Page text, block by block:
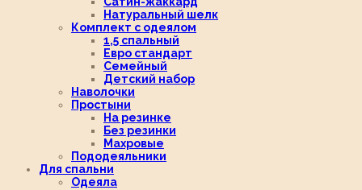
Натуральный шелк
Комплект с одеялом
1,5 спальный
Евро стандарт
Семейный
Детский набор
Наволочки
Простыни
На резинке
Без резинки
Махровые
Пододеяльники
Для спальни
Одеяла